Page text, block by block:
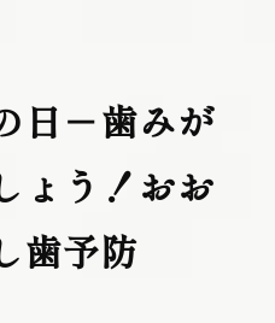
日－歯みが
ょう！おお
歯予防